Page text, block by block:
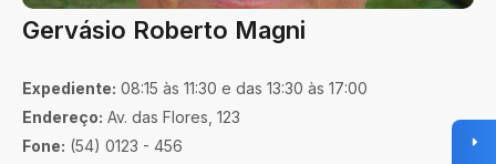
Gervásio Roberto Magni
Expediente: 08:15 às 11:30 e das 13:30 às 17:00
Endereço: Av. das Flores, 123
Fone: (54) 0123 - 456